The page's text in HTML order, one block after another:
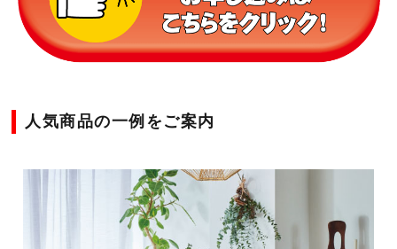
人気商品の一例をご案内